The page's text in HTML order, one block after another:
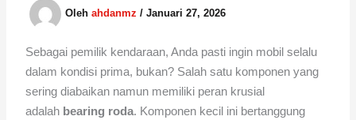
Olehahdanmz/Januari 27, 2026
Sebagai pemilik kendaraan, Anda pasti ingin mobil selalu
dalam kondisi prima, bukan? Salah satu komponen yang
sering diabaikan namun memiliki peran krusial
adalah bearing roda. Komponen kecil ini bertanggung